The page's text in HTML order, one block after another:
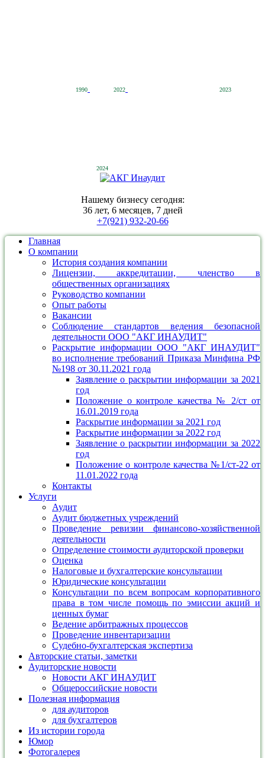
1990 2022 2023
2024
Нашему бизнесу сегодня:
36 лет, 6 месяцев, 7 дней
+7(921) 932-20-66
Главная
О компании
История создания компании
Лицензии, аккредитации, членство в
общественных организациях
Руководство компании
Опыт работы
Вакансии
Соблюдение стандартов ведения безопасной
деятельности ООО "АКГ ИНАУДИТ"
Раскрытие информации ООО "АКГ ИНАУДИТ"
во исполнение требований Приказа Минфина РФ
№198 от 30.11.2021 года
Заявление о раскрытии информации за 2021
год
Положение о контроле качества № 2/ст от
16.01.2019 года
Раскрытие информации за 2021 год
Раскрытие информации за 2022 год
Заявление о раскрытии информации за 2022
год
Положение о контроле качества №1/ст-22 от
11.01.2022 года
Контакты
Услуги
Аудит
Аудит бюджетных учреждений
Проведение ревизии финансово-хозяйственной
деятельности
Определение стоимости аудиторской проверки
Оценка
Налоговые и бухгалтерские консультации
Юридические консультации
Консультации по всем вопросам корпоративного
права в том числе помощь по эмиссии акций и
ценных бумаг
Ведение арбитражных процессов
Проведение инвентаризации
Судебно-бухгалтерская экспертиза
Авторские статьи, заметки
Аудиторские новости
Новости АКГ ИНАУДИТ
Общероссийские новости
Полезная информация
для аудиторов
для бухгалтеров
Из истории города
Юмор
Фотогалерея